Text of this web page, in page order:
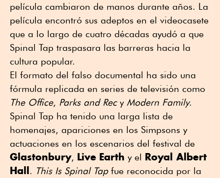
película cambiaron de manos durante años. La
película encontró sus adeptos en el videocasete
que a lo largo de cuatro décadas ayudó a que
Spinal Tap traspasara las barreras hacia la
cultura popular.
El formato del falso documental ha sido una
fórmula replicada en series de televisión como
The Office, Parks and Recy Modern Family.
Spinal Tap ha tenido una larga lista de
homenajes, apariciones en los Simpsons y
actuaciones en los escenarios del festival de
Glastonbury, Live Earth y el Royal Albert
Hall. This Is Spinal Tap fue reconocida por la